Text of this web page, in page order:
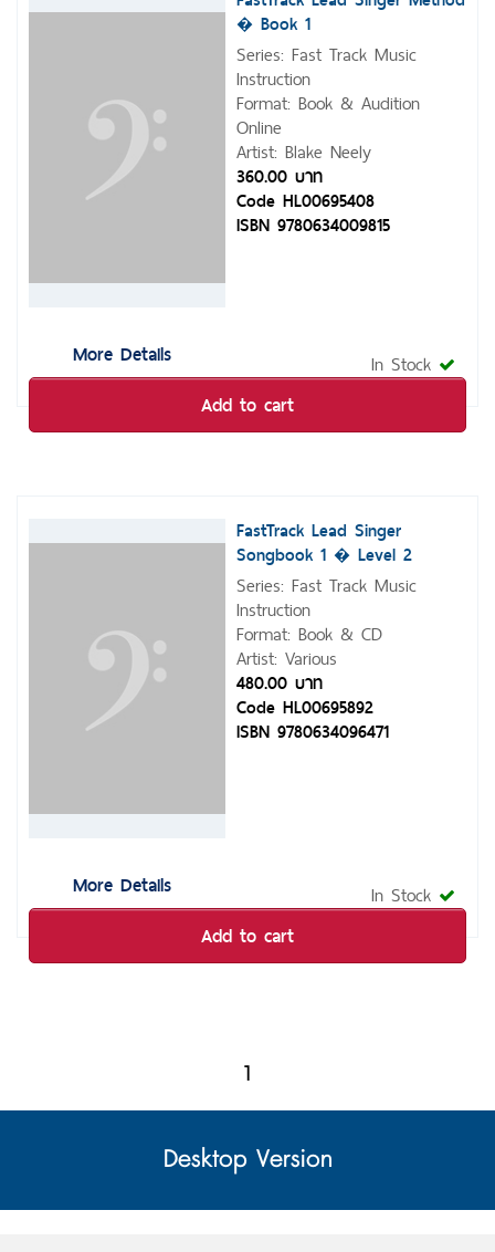
More Details
� Book 1
Series: Fast Track Music
Instruction
Format: Book & Audition
Online
Artist: Blake Neely
360.00 บาท
Code HL00695408
ISBN 9780634009815
In Stock
Add to cart
More Details
FastTrack Lead Singer
Songbook 1 � Level 2
Series: Fast Track Music
Instruction
Format: Book & CD
Artist: Various
480.00 บาท
Code HL00695892
ISBN 9780634096471
In Stock
Add to cart
1
Desktop Version